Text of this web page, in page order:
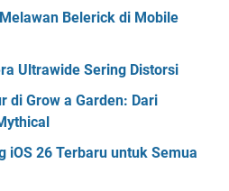
Belerick di Mobile
Ultrawide Sering Distorsi
di Grow a Garden: Dari
iOS 26 Terbaru untuk Semua